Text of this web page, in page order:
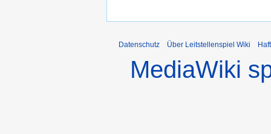
Datenschutz Über Leitstellenspiel Wiki
MediaWiki